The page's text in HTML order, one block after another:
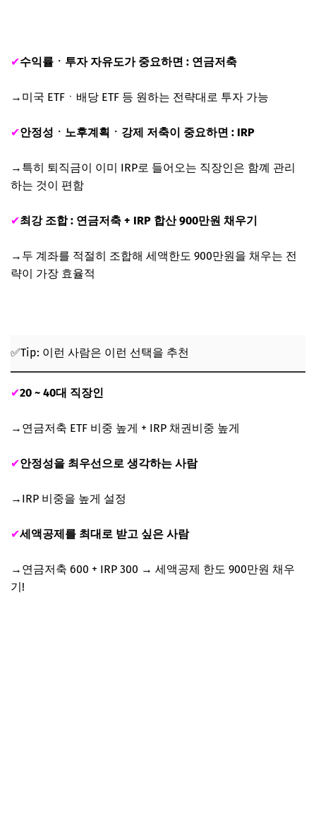
✔수익률ㆍ투자 자유도가 중요하면 : 연금저축
→미국 ETFㆍ배당 ETF 등 원하는 전략대로 투자 가능
✔안정성ㆍ노후계획ㆍ강제 저축이 중요하면 : IRP
→특히 퇴직금이 이미 IRP로 들어오는 직장인은 함꼐 관리
하는 것이 편함
✔최강 조합 : 연금저축 + IRP 합산 900만원 채우기
→두 계좌를 적절히 조합해 세액한도 900만원을 채우는 전
략이 가장 효율적
✅Tip: 이런 사람은 이런 선택을 추천
✔20 ~ 40대 직장인
→연금저축 ETF 비중 높게 + IRP 채권비중 높게
✔안정성을 최우선으로 생각하는 사람
→IRP 비중을 높게 설정
✔세액공제를 최대로 받고 싶은 사람
→연금저축 600 + IRP 300 → 세액공제 한도 900만원 채우
기!